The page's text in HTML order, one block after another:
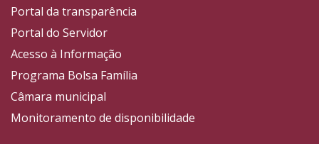
Portal da transparência
Portal do Servidor
Acesso à Informação
Programa Bolsa Família
Câmara municipal
Monitoramento de disponibilidade